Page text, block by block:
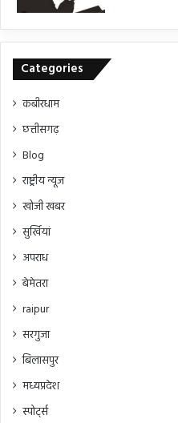
Categories
कबीरधाम
छत्तीसगढ़
Blog
राष्ट्रीय न्यूज
खोजी खबर
सुर्खियां
अपराध
बेमेतरा
raipur
सरगुजा
बिलासपुर
मध्यप्रदेश
स्पोर्ट्स